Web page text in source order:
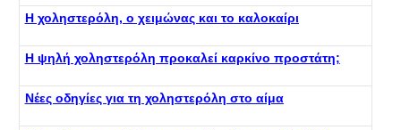
Η χοληστερόλη, ο χειμώνας και το καλοκαίρι
Η ψηλή χοληστερόλη προκαλεί καρκίνο προστάτη;
Νέες οδηγίες για τη χοληστερόλη στο αίμα